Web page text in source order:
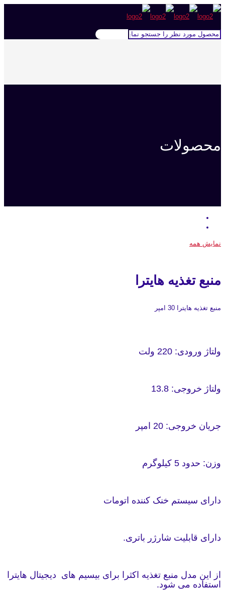
محصولات
نمایش همه
منبع تغذیه هایترا
منبع تغذیه هایترا 30 امپر
ولتاژ ورودی: 220 ولت
ولتاژ خروجی: 13.8
جریان خروجی: 20 امپر
وزن: حدود 5 کیلوگرم
دارای سیستم خنک کننده اتومات
دارای قابلیت شارژر باتری.
از این مدل منبع تغذیه اکثرا برای بیسیم های دیجیتال هایترا
استفاده می شود.